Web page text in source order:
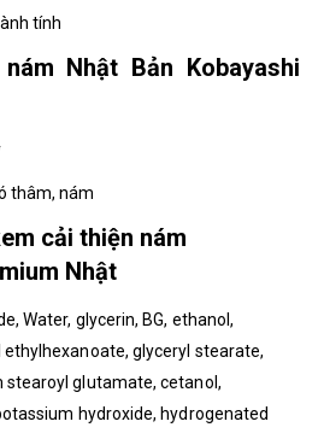
tính
Nhật Bản Kobayashi
thâm, nám
cải thiện nám
Nhật
Water, glycerin, BG, ethanol,
glyceryl stearate,
stearoyl glutamate, cetanol,
hydroxide, hydrogenated